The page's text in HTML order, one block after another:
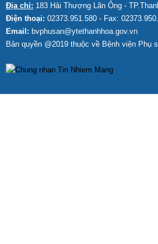
Địa chỉ: 183 Hải Thượng Lãn Ông -
Điện thoại: 02373.951.580 - Fax:
Email: bvphusan@ytethanhhoa.gov.vn
Bản quyền @2019 thuộc về Bệnh viện Phụ